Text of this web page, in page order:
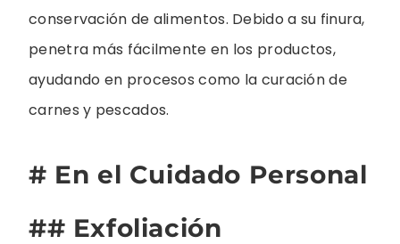
conservación de alimentos. Debido a su finura,
penetra más fácilmente en los productos,
ayudando en procesos como la curación de
carnes y pescados.
# En el Cuidado Personal
## Exfoliación